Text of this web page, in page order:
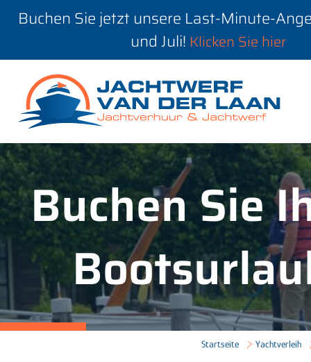
Buchen Sie jetzt unsere Last-Minute-
und Juli! Klicken Sie hier
Buchen Sie
Startseite Yachtverleih